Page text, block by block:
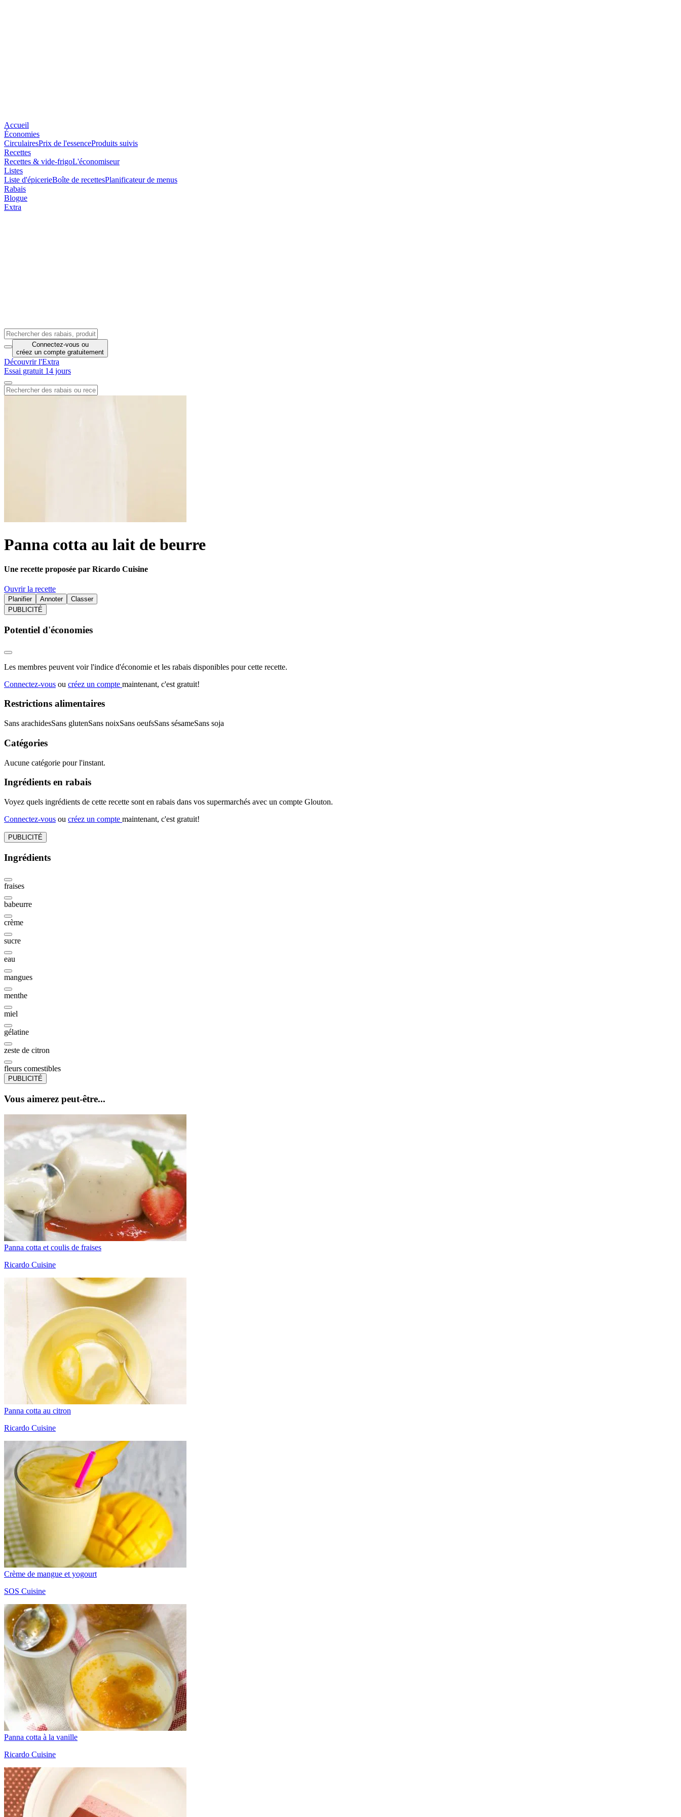
Accueil
Économies
CirculairesPrix de l'essenceProduits suivis
Recettes
Recettes & vide-frigoL'économiseur
Listes
Liste d'épicerieBoîte de recettesPlanificateur de menus
Rabais
Blogue
Extra
Connectez-vous ou
créez un compte gratuitement
Découvrir l'Extra
Essai gratuit 14 jours
Panna cotta au lait de beurre
Une recette proposée par Ricardo Cuisine
Ouvrir la recette
Planifier Annoter
Classer
PUBLICITÉ
Potentiel d'économies
Les membres peuvent voir l'indice d'économie et les rabais disponibles pour cette recette.
Connectez-vous ou créez un compte maintenant, c'est gratuit!
Restrictions alimentaires
Sans arachidesSans glutenSans noixSans oeufsSans sésameSans soja
Catégories
Aucune catégorie pour l'instant.
Ingrédients en rabais
Voyez quels ingrédients de cette recette sont en rabais dans vos supermarchés avec un compte Glouton.
Connectez-vous ou créez un compte maintenant, c'est gratuit!
PUBLICITÉ
Ingrédients
fraises
babeurre
crème
sucre
eau
mangues
menthe
miel
gélatine
zeste de citron
fleurs comestibles
PUBLICITÉ
Vous aimerez peut-être...
Panna cotta et coulis de fraises
Ricardo Cuisine
Panna cotta au citron
Ricardo Cuisine
Crème de mangue et yogourt
SOS Cuisine
Panna cotta à la vanille
Ricardo Cuisine